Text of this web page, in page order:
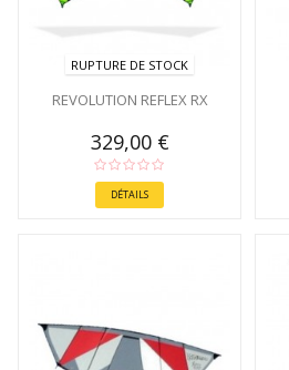
RUPTURE DE STOCK
REVOLUTION REFLEX RX
329,00 €
DÉTAILS